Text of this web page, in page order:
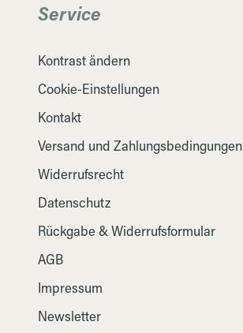
Service
Kontrast ändern
Cookie-Einstellungen
Kontakt
Versand und Zahlungsbedingungen
Widerrufsrecht
Datenschutz
Rückgabe & Widerrufsformular
AGB
Impressum
Newsletter